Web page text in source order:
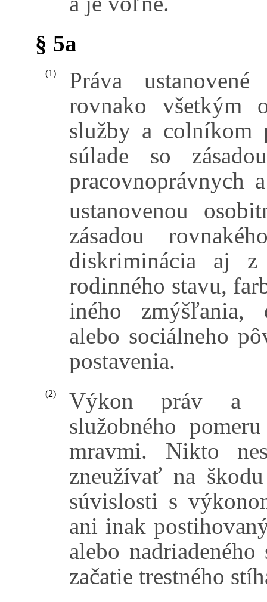
§ 5a
(1)
Práva
rovnako všetkým
služby a colníkom
súlade so
pracovnoprávnych
ustanovenou
zásadou
diskriminácia aj z
rodinného stavu,
iného zmýšľania,
alebo sociálneho
postavenia.
(2)
Výkon práv a
služobného
mravmi. Nikto
zneužívať na
súvislosti s
ani inak
alebo
začatie trestného